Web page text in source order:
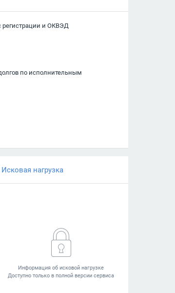
регистрации и ОКВЭД
по исполнительным
Исковая нагрузка